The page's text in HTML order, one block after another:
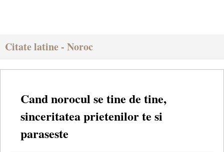
Citate latine - Noroc
Cand norocul se tine de tine,
sinceritatea prietenilor te si
paraseste